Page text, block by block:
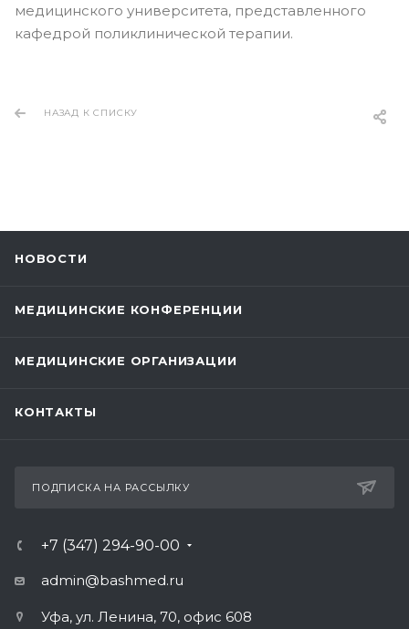
медицинского университета, представленного
кафедрой поликлинической терапии.
НАЗАД К СПИСКУ
НОВОСТИ
МЕДИЦИНСКИЕ КОНФЕРЕНЦИИ
МЕДИЦИНСКИЕ ОРГАНИЗАЦИИ
КОНТАКТЫ
ПОДПИСКА НА РАССЫЛКУ
+7 (347) 294-90-00
admin@bashmed.ru
Уфа, ул. Ленина, 70, офис 608